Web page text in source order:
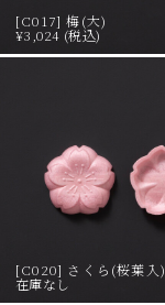
[C017] 梅(大)
¥3,024 (税込)
[C020] さくら(桜葉入)
在庫なし